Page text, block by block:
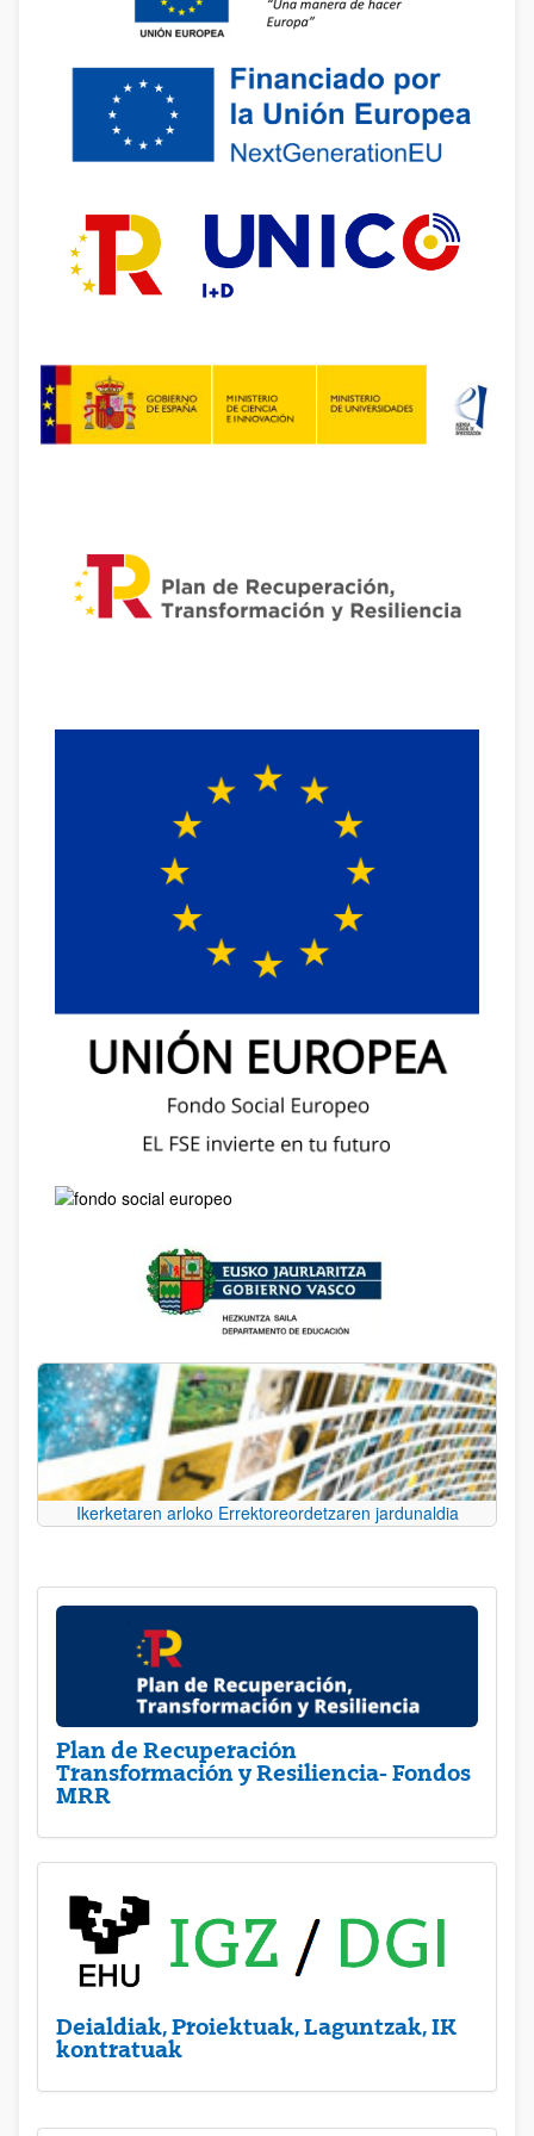
Ikerketaren arloko Errektoreordetzaren jardunaldia
Plan de Recuperación
Transformación y Resiliencia- Fondos
MRR
Deialdiak, Proiektuak, Laguntzak, IK
kontratuak